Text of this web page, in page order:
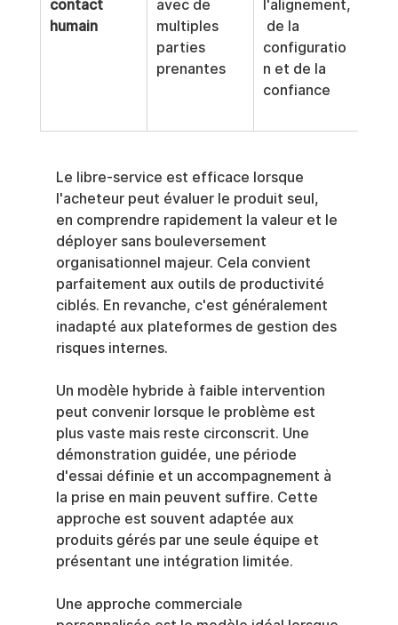
contact
humain
avec de
multiples
parties
prenantes
l'alignement,
de la
configuratio
n et de la
confiance
Le libre-service est efficace lorsque
l'acheteur peut évaluer le produit seul,
en comprendre rapidement la valeur et le
déployer sans bouleversement
organisationnel majeur. Cela convient
parfaitement aux outils de productivité
ciblés. En revanche, c'est généralement
inadapté aux plateformes de gestion des
risques internes.
Un modèle hybride à faible intervention
peut convenir lorsque le problème est
plus vaste mais reste circonscrit. Une
démonstration guidée, une période
d'essai définie et un accompagnement à
la prise en main peuvent suffire. Cette
approche est souvent adaptée aux
produits gérés par une seule équipe et
présentant une intégration limitée.
Une approche commerciale